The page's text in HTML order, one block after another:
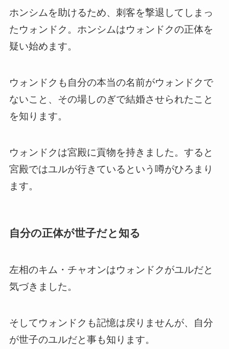
ホンシムを助けるため、刺客を撃退してしまっ
たウォンドク。ホンシムはウォンドクの正体を
疑い始めます。
ウォンドクも自分の本当の名前がウォンドクで
ないこと、その場しのぎで結婚させられたこと
を知ります。
ウォンドクは宮殿に貢物を持きました。すると
宮殿ではユルが行きているという噂がひろまり
ます。
自分の正体が世子だと知る
左相のキム・チャオンはウォンドクがユルだと
気づきました。
そしてウォンドクも記憶は戻りませんが、自分
が世子のユルだと事も知ります。